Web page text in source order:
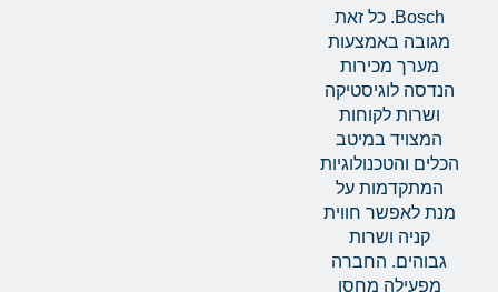
Bosch. כל זאת
מגובה באמצעות
מערך מכירות
הנדסה לוגיסטיקה
ושרות לקוחות
המצויד במיטב
הכלים והטכנולוגיות
המתקדמות על
מנת לאפשר חווית
קניה ושרות
גבוהים. החברה
מפעילה מחסן